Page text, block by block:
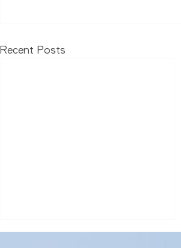
Recent Posts